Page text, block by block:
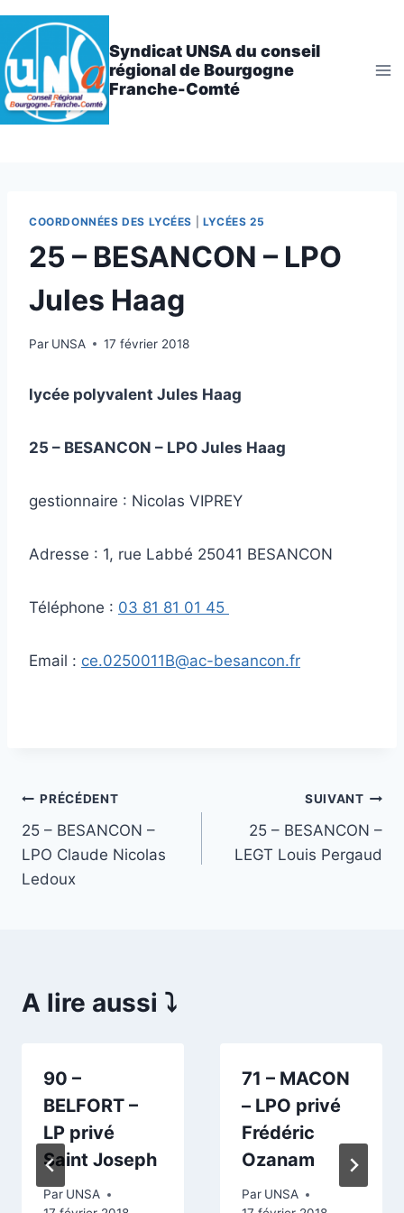
Aller
au
contenu
Syndicat UNSA du conseil
régional de Bourgogne
Franche-Comté
COORDONNÉES DES LYCÉES LYCÉES 25
25 – BESANCON – LPO
Jules Haag
Par UNSA 17 février 2018
lycée polyvalent Jules Haag
25 – BESANCON – LPO Jules Haag
gestionnaire : Nicolas VIPREY
Adresse : 1, rue Labbé 25041 BESANCON
Téléphone : 03 81 81 01 45
Email : ce.0250011B@ac-besancon.fr
Navigation
de
l’article
PRÉCÉDENT
25 – BESANCON –
LPO Claude Nicolas
Ledoux
SUIVANT
25 – BESANCON –
LEGT Louis Pergaud
A lire aussi ⤵️
90 –
BELFORT –
LP privé
Saint Joseph
Par UNSA
71 – MACON
– LPO privé
Frédéric
Ozanam
Par UNSA